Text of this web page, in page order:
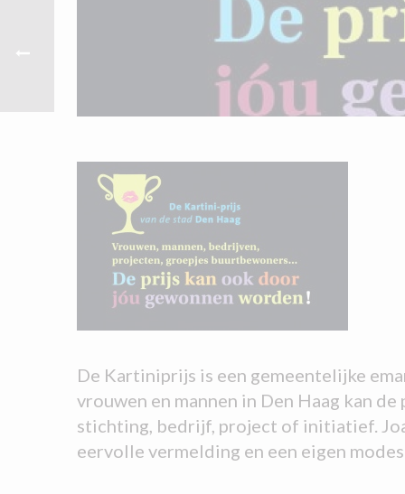
De Kartiniprijs is een gemeentelijke
vrouwen en mannen in Den Haag kan
stichting, bedrijf, project of initiatief.
eervolle vermelding en een eigen